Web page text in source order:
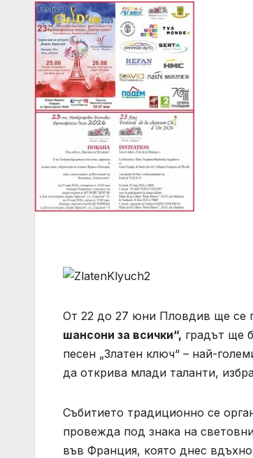
От 22 до 27 юни Пловдив ще се
шансони за всички“, градът ще
песен „Златен ключ“ – най-
да открива млади таланти,
Събитието традиционно се
провежда под знака на
във Франция, която днес